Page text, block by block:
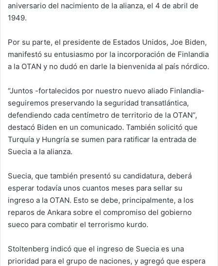
aniversario del nacimiento de la alianza, el 4 de abril de
1949.
Por su parte, el presidente de Estados Unidos, Joe Biden,
manifestó su entusiasmo por la incorporación de Finlandia
a la OTAN y no dudó en darle la bienvenida al país nórdico.
“Juntos -fortalecidos por nuestro nuevo aliado Finlandia-
seguiremos preservando la seguridad transatlántica,
defendiendo cada centímetro de territorio de la OTAN”,
destacó Biden en un comunicado. También solicitó que
Turquía y Hungría se sumen para ratificar la entrada de
Suecia a la alianza.
Suecia, que también presentó su candidatura, deberá
esperar todavía unos cuantos meses para sellar su
ingreso a la OTAN. Esto se debe, principalmente, a los
reparos de Ankara sobre el compromiso del gobierno
sueco para combatir el terrorismo kurdo.
Stoltenberg indicó que el ingreso de Suecia es una
prioridad para el grupo de naciones, y agregó que espera